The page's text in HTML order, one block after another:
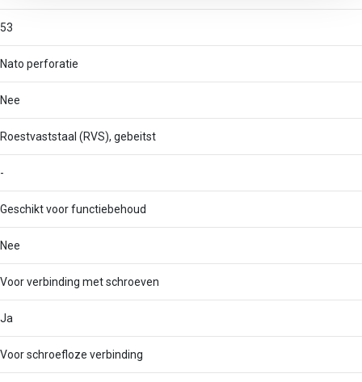
53
Nato perforatie
Nee
Roestvaststaal (RVS), gebeitst
-
Geschikt voor functiebehoud
Nee
Voor verbinding met schroeven
Ja
Voor schroefloze verbinding